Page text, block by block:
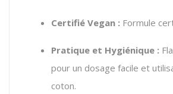
Certifié Vegan : Formule
Pratique et Hygiénique :
pour un dosage facile et
coton.